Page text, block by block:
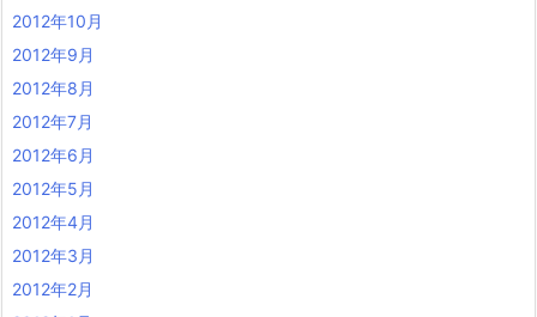
2012年10月
2012年9月
2012年8月
2012年7月
2012年6月
2012年5月
2012年4月
2012年3月
2012年2月